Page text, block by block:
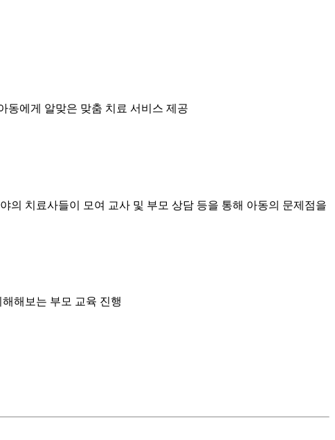
동에게 알맞은 맞춤 치료 서비스 제공
의 치료사들이 모여 교사 및 부모 상담 등을 통해 아동의 문제점을
해보는 부모 교육 진행